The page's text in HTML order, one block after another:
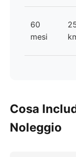
60
mesi
Cosa
Noleggio